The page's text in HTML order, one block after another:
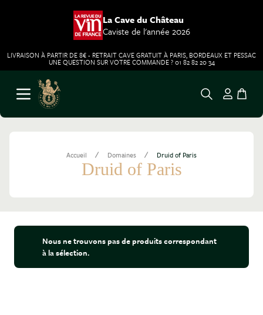
La Cave du Château
Caviste de l'année 2026
LIVRAISON À PARTIR DE 8€ - RETRAIT CAVE GRATUIT À PARIS, BORDEAUX ET PESSAC
UNE QUESTION SUR VOTRE COMMANDE ? 01 82 82 20 34
Aller au contenu
Ouvrir le menu
Accueil / Domaines / Druid of Paris
Druid of Paris
Nous ne trouvons pas de produits correspondant
à la sélection.